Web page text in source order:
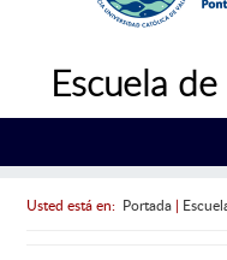
Escuela
Usted está en: Portada|